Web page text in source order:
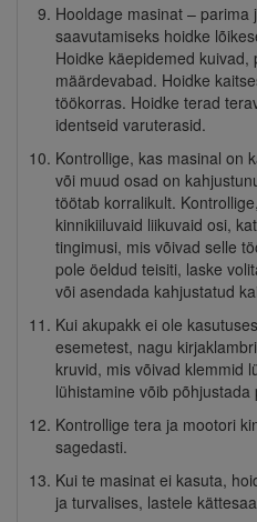
Hooldage masinat – parima
saavutamiseks hoidke
Hoidke käepidemed kuivad,
määrdevabad. Hoidke
töökorras. Hoidke terad
identseid varuterasid.
Kontrollige, kas masinal on
või muud osad on
töötab korralikult.
kinnikiiluvaid liikuvaid osi,
tingimusi, mis võivad selle
pole öeldud teisiti, laske
või asendada kahjustatud
Kui akupakk ei ole
esemetest, nagu
kruvid, mis võivad klemmid
lühistamine võib
Kontrollige tera ja mootori
sagedasti.
Kui te masinat ei kasuta,
ja turvalises, lastele